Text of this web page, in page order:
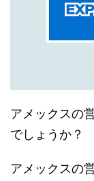
アメックスの
でしょうか？
アメックスの